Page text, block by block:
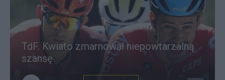
TdF. Kwiato zmarnował niepowtarzalną
szansę